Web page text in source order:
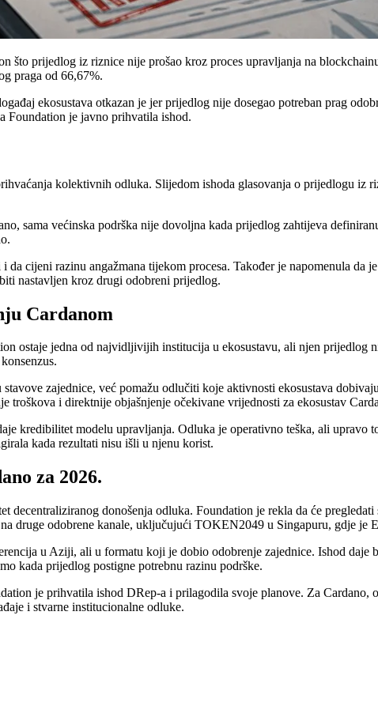
što prijedlog iz riznice nije prošao kroz proces upravljanja na
praga od 66,67%.
ekosustava otkazan je jer prijedlog nije dosegao potreban prag
Foundation je javno prihvatila ishod.
kolektivnih odluka. Slijedom ishoda glasovanja o prijedlogu iz
sama većinska podrška nije dovoljna kada prijedlog zahtijeva
cijeni razinu angažmana tijekom procesa. Također je napomenula da
nastavljen kroz drugi odobreni prijedlog.
Cardanom
ostaje jedna od najvidljivijih institucija u ekosustavu, ali njen prijedlog
zajednice, već pomažu odlučiti koje aktivnosti ekosustava
i direktnije objašnjenje očekivane vrijednosti za ekosustav
kredibilitet modelu upravljanja. Odluka je operativno teška, ali upravo
kada rezultati nisu išli u njenu korist.
za 2026.
donošenja odluka. Foundation je rekla da će pregledati
druge odobrene kanale, uključujući TOKEN2049 u Singapuru, gdje je
u Aziji, ali u formatu koji je dobio odobrenje zajednice. Ishod daje
kada prijedlog postigne potrebnu razinu podrške.
je prihvatila ishod DRep-a i prilagodila svoje planove. Za Cardano,
i stvarne institucionalne odluke.